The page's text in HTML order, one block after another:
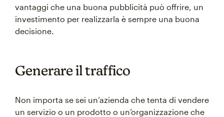
vantaggi che una buona pubblicità può offrire, un
investimento per realizzarla è sempre una buona
decisione.
Generare il traffico
Non importa se sei un’azienda che tenta di vendere
un servizio o un prodotto o un’organizzazione che